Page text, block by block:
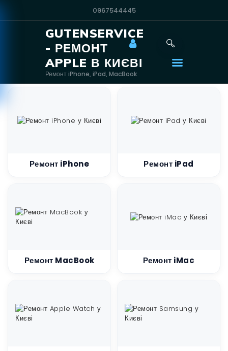
0967544445
GUTENSERVICE
- РЕМОНТ
APPLE В КИЄВІ
Ремонт iPhone, iPad, MacBook
GUTENSERVICE -
РЕМОНТ APPLE В
КИЄВІ
Ремонт iPhone, iPad, MacBook
Головна
ЄСвітло
Xiaomi
Дрони DJI
Ремонт iPhone Ремонт iPad
Ремонт MacBook Ремонт iMac